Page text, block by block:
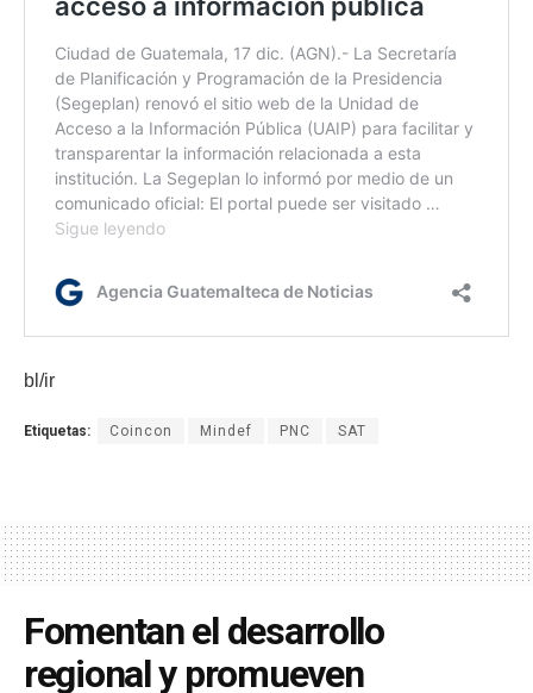
bl/ir
Etiquetas: Coincon Mindef PNC SAT
Fomentan el desarrollo
regional y promueven